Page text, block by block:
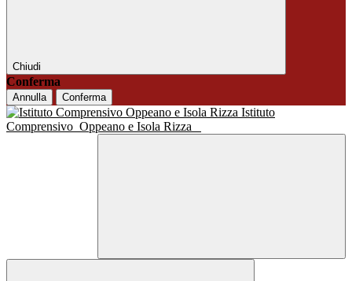
Chiudi
Conferma
Annulla Conferma
Istituto
Comprensivo Oppeano e Isola Rizza